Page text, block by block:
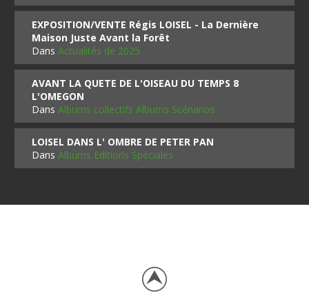
EXPOSITION/VENTE Régis LOISEL - La Dernière
Maison Juste Avant la Forêt
DansActualités de 2025
AVANT LA QUETE DE L'OISEAU DU TEMPS 8
L'OMEGON
DansAlbums collectifs Albums Scénarios
LOISEL DANS L' OMBRE DE PETER PAN
DansAlbums Editions Spéciales